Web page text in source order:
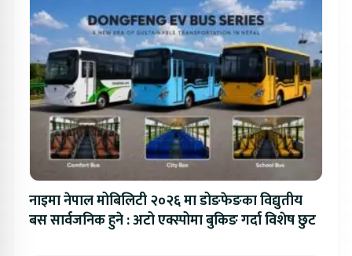
नाइमा नेपाल मोबिलिटी २०२६ मा डोङफेङका विद्युतीय
बस सार्वजनिक हुने : अटो एक्स्पोमा बुकिङ गर्दा विशेष छुट